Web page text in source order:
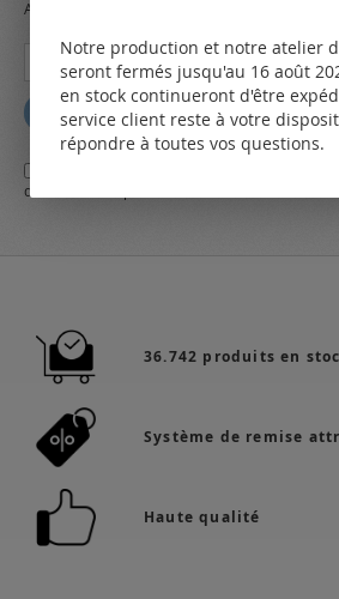
Always stay up to date and find out what's new
Inscription
notre
lettre
d’information
:
Abbonez
déclaration de protection des données
de
36.742 produits en
Système de remise
Haute qualité
Notre production et notre atelier
seront fermés jusqu'au 16 août
en stock continueront d'être
service client reste à votre
répondre à toutes vos questions.